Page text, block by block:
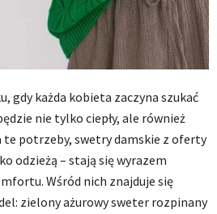
gdy każda kobieta zaczyna szukać
nie tylko ciepły, ale również
te potrzeby, swetry damskie z oferty
odzieżą – stają się wyrazem
Wśród nich znajduje się
zielony ażurowy sweter rozpinany